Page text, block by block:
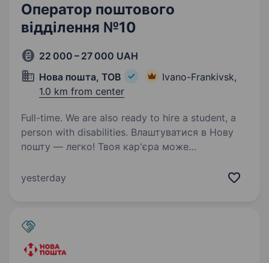
Оператор поштового
відділення №10
22 000 – 27 000 UAH
Нова пошта, ТОВ
Ivano-Frankivsk,
1.0 km from center
Full-time. We are also ready to hire a student, a
person with disabilities. Влаштуватися в Нову
пошту — легко! Твоя кар'єра може
ми в пошуку оператора поштового відділення.
yesterday